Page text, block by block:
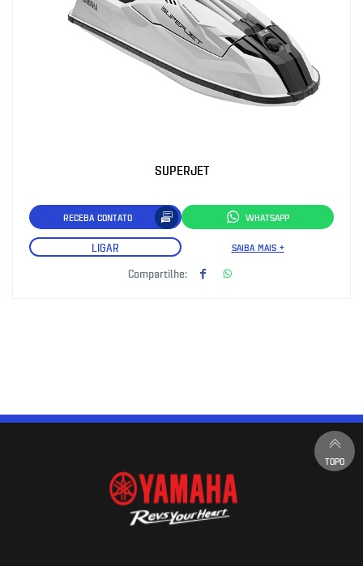
SUPERJET
RECEBA CONTATO WHATSAPP
LIGAR SAIBA MAIS +
Compartilhe:
TOPO